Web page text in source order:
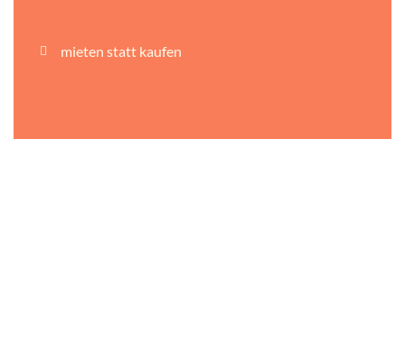
mieten statt kaufen